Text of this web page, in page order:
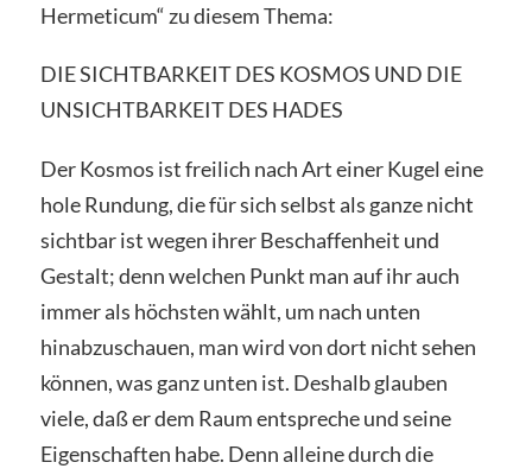
Hermeticum“ zu diesem Thema:
DIE SICHTBARKEIT DES KOSMOS UND DIE
UNSICHTBARKEIT DES HADES
Der Kosmos ist freilich nach Art einer Kugel eine
hole Rundung, die für sich selbst als ganze nicht
sichtbar ist wegen ihrer Beschaffenheit und
Gestalt; denn welchen Punkt man auf ihr auch
immer als höchsten wählt, um nach unten
hinabzuschauen, man wird von dort nicht sehen
können, was ganz unten ist. Deshalb glauben
viele, daß er dem Raum entspreche und seine
Eigenschaften habe. Denn alleine durch die